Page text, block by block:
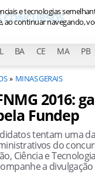
BA CE MA PB
MINAS GERAIS
2016:
Fundep
tentam uma
do
Ciência e
a
e tecnologias
ao continuar navegando,